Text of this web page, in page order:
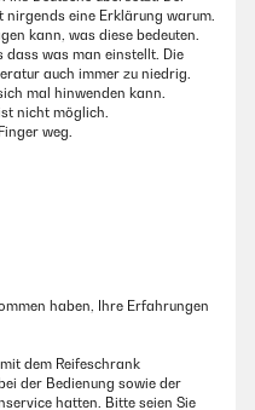
eine Erklärung warum.
kann, was diese bedeuten.
dass was man einstellt. Die
auch immer zu niedrig.
mal hinwenden kann.
nicht möglich.
weg.
haben, Ihre Erfahrungen
dem Reifeschrank
der Bedienung sowie der
hatten. Bitte seien Sie